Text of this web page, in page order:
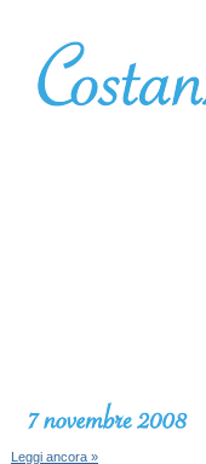
Leggi ancora »